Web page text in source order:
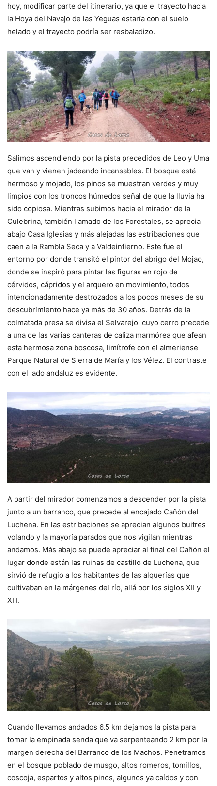
hoy, modificar parte del itinerario, ya que el trayecto hacia
la Hoya del Navajo de las Yeguas estaría con el suelo
helado y el trayecto podría ser resbaladizo.
Salimos ascendiendo por la pista precedidos de Leo y Uma
que van y vienen jadeando incansables. El bosque está
hermoso y mojado, los pinos se muestran verdes y muy
limpios con los troncos húmedos señal de que la lluvia ha
sido copiosa. Mientras subimos hacia el mirador de la
Culebrina, también llamado de los Forestales, se aprecia
abajo Casa Iglesias y más alejadas las estribaciones que
caen a la Rambla Seca y a Valdeinfierno. Este fue el
entorno por donde transitó el pintor del abrigo del Mojao,
donde se inspiró para pintar las figuras en rojo de
cérvidos, cápridos y el arquero en movimiento, todos
intencionadamente destrozados a los pocos meses de su
descubrimiento hace ya más de 30 años. Detrás de la
colmatada presa se divisa el Selvarejo, cuyo cerro precede
a una de las varias canteras de caliza marmórea que afean
esta hermosa zona boscosa, limítrofe con el almeriense
Parque Natural de Sierra de María y los Vélez. El contraste
con el lado andaluz es evidente.
A partir del mirador comenzamos a descender por la pista
junto a un barranco, que precede al encajado Cañón del
Luchena. En las estribaciones se aprecian algunos buitres
volando y la mayoría parados que nos vigilan mientras
andamos. Más abajo se puede apreciar al final del Cañón el
lugar donde están las ruinas de castillo de Luchena, que
sirvió de refugio a los habitantes de las alquerías que
cultivaban en la márgenes del río, allá por los siglos XII y
XIII.
Cuando llevamos andados 6.5 km dejamos la pista para
tomar la empinada senda que va serpenteando 2 km por la
margen derecha del Barranco de los Machos. Penetramos
en el bosque poblado de musgo, altos romeros, tomillos,
coscoja, espartos y altos pinos, algunos ya caídos y con